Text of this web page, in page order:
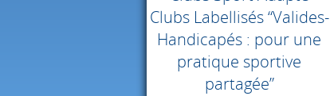
Clubs Labellisés “Valides-
Handicapés : pour une
pratique sportive
partagée”